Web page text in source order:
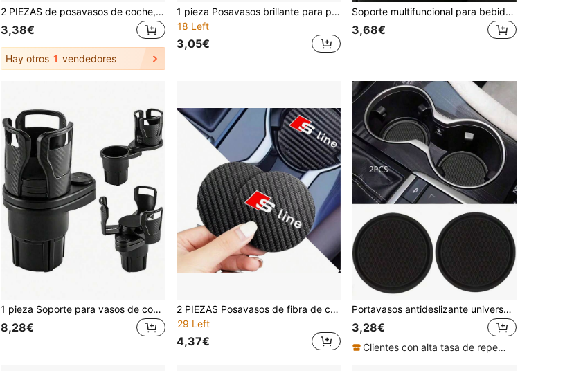
2 PIEZAS de posavasos de coche, alfombrillas accesorios interiores de coche a prueba de polvo, posavasos antideslizantes de 2.75 pulgadas, aptos para vehículos, camiones, RVs, etc.
3,38€
Hay otros 1 vendedores
1 pieza Posavasos brillante para portavasos de coche, antideslizante y amortiguador, universal y de moda, adecuado para accesorios brillantes de coche para mujeres
18 Left
3,05€
Soporte multifuncional para bebidas de coche para rejilla de ventilación con soporte para botellas y soporte para tazas de café
3,68€
1 pieza Soporte para vasos de coche giratorio 360 grados, soporte para vasos doble multifuncional 4 en 1 ajustable con almohadilla de esponja
8,28€
2 PIEZAS Posavasos de fibra de carbono para el coche - Insertos antideslizantes para el portavasos del vehículo para accesorios interiores de coche para Audi S Line A3 A4 A5 A6 A7 A8 S3 S4 S5 S6 S7 Piezas de automóvil
29 Left
4,37€
Portavasos antideslizante universal, alfombrilla decorativa integrada para tazas, accesorios interiores para automóviles
3,28€
Clientes con alta tasa de repetición